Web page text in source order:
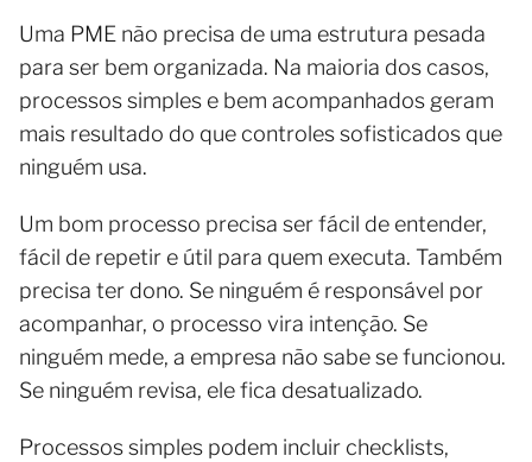
Uma PME não precisa de uma estrutura pesada
para ser bem organizada. Na maioria dos casos,
processos simples e bem acompanhados geram
mais resultado do que controles sofisticados que
ninguém usa.
Um bom processo precisa ser fácil de entender,
fácil de repetir e útil para quem executa. Também
precisa ter dono. Se ninguém é responsável por
acompanhar, o processo vira intenção. Se
ninguém mede, a empresa não sabe se funcionou.
Se ninguém revisa, ele fica desatualizado.
Processos simples podem incluir checklists,